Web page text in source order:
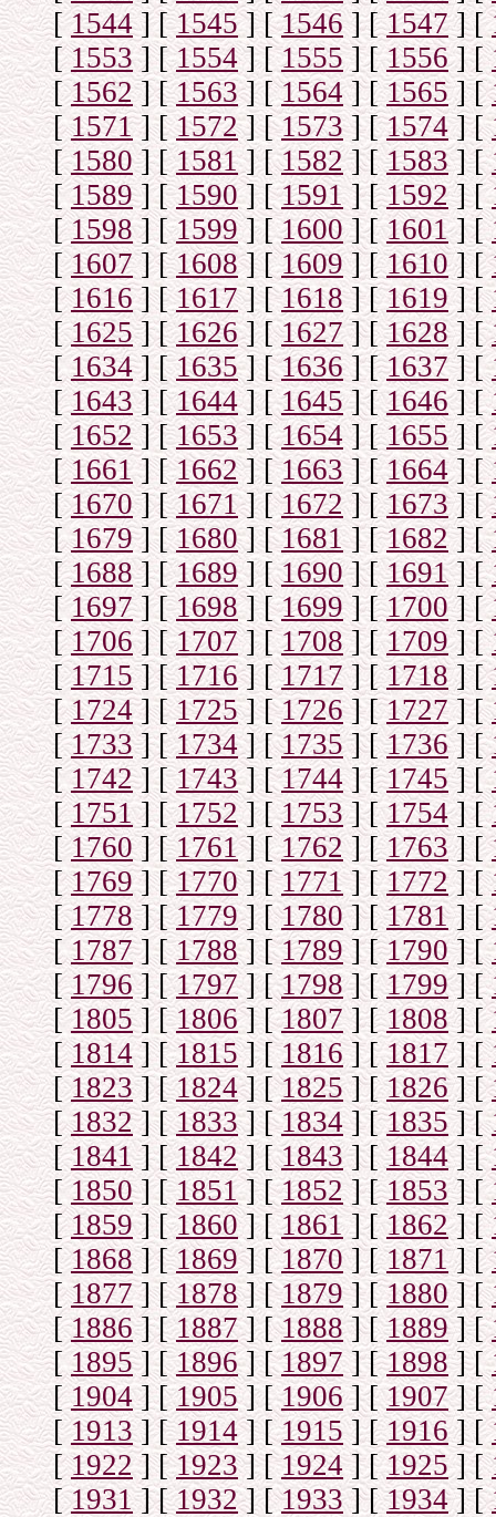
[1544] [1545] [1546 ] [1547] [
[1553] [1554] [1555] [1556] [
[1562] [1563] [1564] [1565] [
[1571] [1572] [1573] [1574] [
[1580] [1581] [1582] [1583] [
[1589] [1590] [1591] [1592] [
[1598] [1599] [1600] [1601] [
[1607] [1608] [1609] [1610] [
[1616] [1617] [1618] [1619] [
[1625] [1626] [1627] [1628] [
[ 1634] [1635] [1636] [1637] [
[1643] [1644] [1645] [1646] [
[1652] [1653] [1654] [1655] [
[1661] [1662] [1663] [1664] [
[1670] [1671] [1672] [1673] [
[1679] [1680] [1681] [1682] [
[1688] [1689] [1690] [1691] [
[1697] [1698] [1699 ] [1700] [
[1706] [1707] [1708] [1709] [
[1715] [1716] [1717] [1718] [
[1724] [1725] [1726] [1727] [
[1733] [1734] [1735] [1736] [
[1742] [1743] [1744] [1745] [
[1751] [1752] [1753] [1754] [
[1760] [1761] [1762] [1763] [
[1769] [1770] [1771] [1772] [
[1778] [1779] [1780] [1781] [
[1787] [1788] [1789] [1790] [
[1796] [1797] [1798] [1799] [
[1805] [1806] [1807] [1808] [
[1814] [1815] [1816] [1817] [
[1823] [1824] [1825] [1826] [
[1832] [1833] [1834] [1835] [
[1841] [1842] [1843] [1844] [
[1850] [1851] [1852] [1853] [
[1859] [1860] [1861] [1862] [
[1868] [1869] [1870] [1871] [
[1877] [1878] [1879] [1880] [
[1886] [1887] [1888] [1889] [
[ 1895] [1896] [1897] [1898] [
[1904] [1905] [1906] [1907] [
[1913] [1914] [1915 ] [1916] [
[1922] [1923] [1924] [1925] [
[1931] [1932] [1933] [1934] [